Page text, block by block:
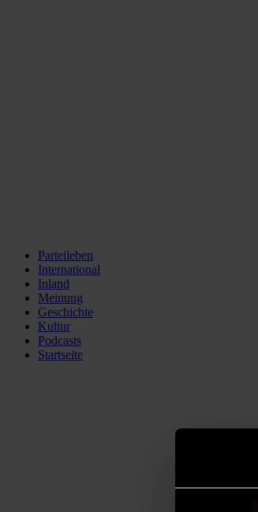
Parteileben
International
Inland
Meinung
Geschichte
Kultur
Podcasts
Startseite